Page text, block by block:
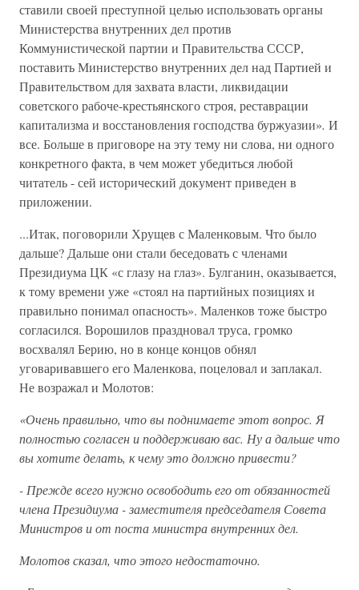
ставили своей преступной целью использовать органы
Министерства внутренних дел против
Коммунистической партии и Правительства СССР,
поставить Министерство внутренних дел над Партией и
Правительством для захвата власти, ликвидации
советского рабоче-крестьянского строя, реставрации
капитализма и восстановления господства буржуазии». И
все. Больше в приговоре на эту тему ни слова, ни одного
конкретного факта, в чем может убедиться любой
читатель - сей исторический документ приведен в
приложении.
...Итак, поговорили Хрущев с Маленковым. Что было
дальше? Дальше они стали беседовать с членами
Президиума ЦК «с глазу на глаз». Булганин, оказывается,
к тому времени уже «стоял на партийных позициях и
правильно понимал опасность». Маленков тоже быстро
согласился. Ворошилов праздновал труса, громко
восхвалял Берию, но в конце концов обнял
уговаривавшего его Маленкова, поцеловал и заплакал.
Не возражал и Молотов:
«Очень правильно, что вы поднимаете этот вопрос. Я
полностью согласен и поддерживаю вас. Ну а дальше что
вы хотите делать, к чему это должно привести?
- Прежде всего нужно освободить его от обязанностей
члена Президиума - заместителя председателя Совета
Министров и от поста министра внутренних дел.
Молотов сказал, что этого недостаточно.